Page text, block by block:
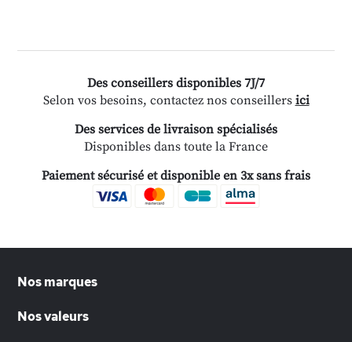
Des conseillers disponibles 7J/7
Selon vos besoins, contactez nos conseillers ici
Des services de livraison spécialisés
Disponibles dans toute la France
Paiement sécurisé et disponible en 3x sans frais
Nos marques
Nos valeurs